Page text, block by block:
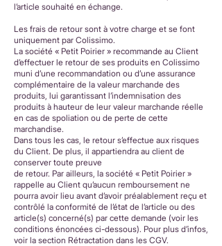
l’article souhaité en échange.
Les frais de retour sont à votre charge et se font
uniquement par Colissimo.
La société « Petit Poirier » recommande au Client
d’effectuer le retour de ses produits en Colissimo
muni d’une recommandation ou d’une assurance
complémentaire de la valeur marchande des
produits, lui garantissant l’indemnisation des
produits à hauteur de leur valeur marchande réelle
en cas de spoliation ou de perte de cette
marchandise.
Dans tous les cas, le retour s’effectue aux risques
du Client. De plus, il appartiendra au client de
conserver toute preuve
de retour. Par ailleurs, la société « Petit Poirier »
rappelle au Client qu’aucun remboursement ne
pourra avoir lieu avant d’avoir préalablement reçu et
contrôlé la conformité de l’état de l’article ou des
article(s) concerné(s) par cette demande (voir les
conditions énoncées ci-dessous). Pour plus d’infos,
voir la section Rétractation dans les CGV.